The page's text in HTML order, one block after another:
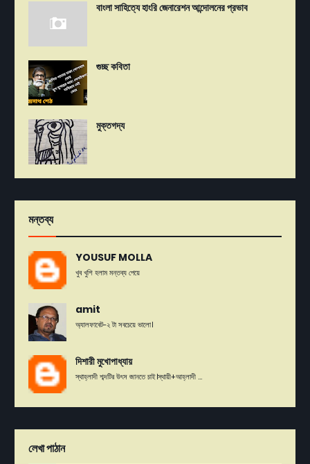
বাংলা সাহিত্যে হাংরি জেনারেশন আন্দোলনের প্রভাব
গুচ্ছ কবিতা
মুক্তগদ্য
মন্তব্য
YOUSUF MOLLA
খুব খুশি হলাম মন্তব্য পেয়ে
amit
অ্যালফাবেট-২ টা সবচেয়ে ভালো।
দিশারী মুখোপাধ্যায়
স্থাহ্লাদী শব্দটির উৎস জানতে চাই।স্থায়ী+আহ্লাদী ...
লেখা পাঠান